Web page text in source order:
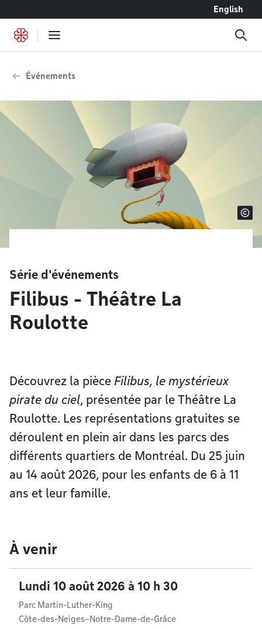
English
Événements
Série d'événements
Filibus - Théâtre La
Roulotte
Découvrez la pièce Filibus, le mystérieux
pirate du ciel, présentée par le Théâtre La
Roulotte. Les représentations gratuites se
déroulent en plein air dans les parcs des
différents quartiers de Montréal. Du 25 juin
au 14 août 2026, pour les enfants de 6 à 11
ans et leur famille.
À venir
Lundi 10 août 2026 à 10 h 30
Parc Martin-Luther-King
Côte-des-Neiges–Notre-Dame-de-Grâce